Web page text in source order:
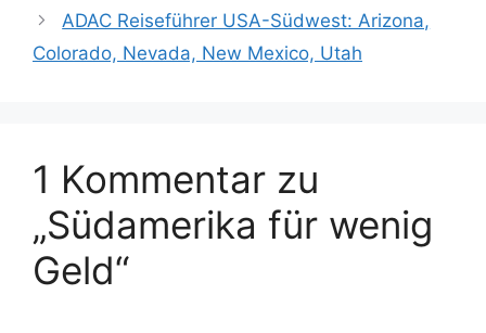
ADAC Reiseführer USA-Südwest: Arizona,
Colorado, Nevada, New Mexico, Utah
1 Kommentar zu
„Südamerika für wenig
Geld“